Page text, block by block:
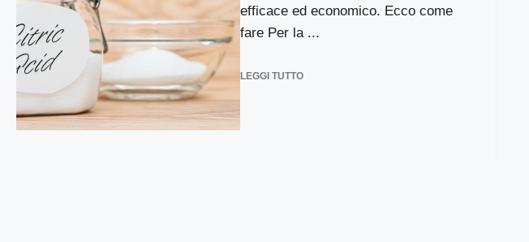
efficace ed economico. Ecco come
fare Per la ...
LEGGI TUTTO